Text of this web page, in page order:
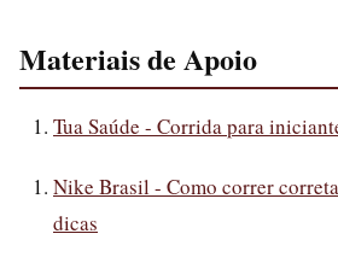
Materiais de Apoio
Tua Saúde - Corrida para
Nike Brasil - Como correr
dicas